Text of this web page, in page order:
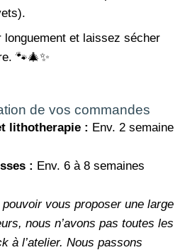
et laissez sécher
🐾🎄✨
de vos commandes
lithotherapie : Env. 2 semaine
: Env. 6 à 8 semaines
pouvoir vous proposer une large
nous n’avons pas toutes les
à l’atelier. Nous passons